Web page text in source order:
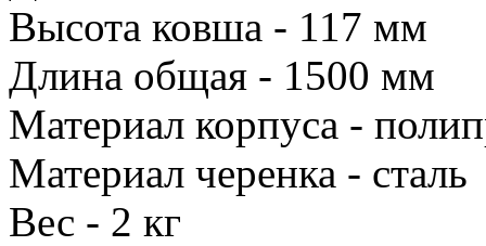
Высота ковша - 117 мм
Длина общая - 1500 мм
Материал корпуса -
Материал черенка - сталь
Вес - 2 кг